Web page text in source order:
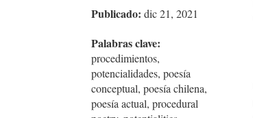
del
artículo
Publicado: dic 21, 2021
Palabras clave:
procedimientos,
potencialidades, poesía
conceptual, poesía chilena,
poesía actual, procedural